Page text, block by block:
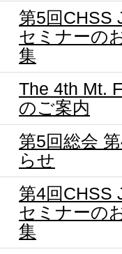
第5回CHSS
セミナーの
集
The 4th Mt.
のご案内
第5回総会
らせ
第4回CHSS
セミナーの
集